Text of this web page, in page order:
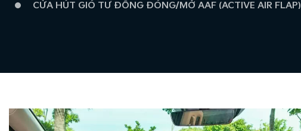
CỬA HÚT GIÓ TỰ ĐỘNG ĐÓNG/MỞ AAF (ACTIVE AIR FLAP)